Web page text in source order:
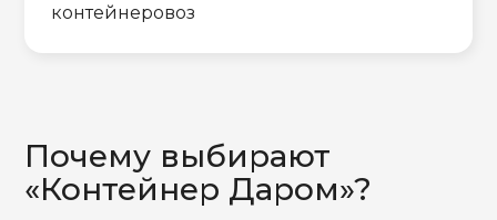
контейнеровоз
Почему выбирают
«Контейнер Даром»?